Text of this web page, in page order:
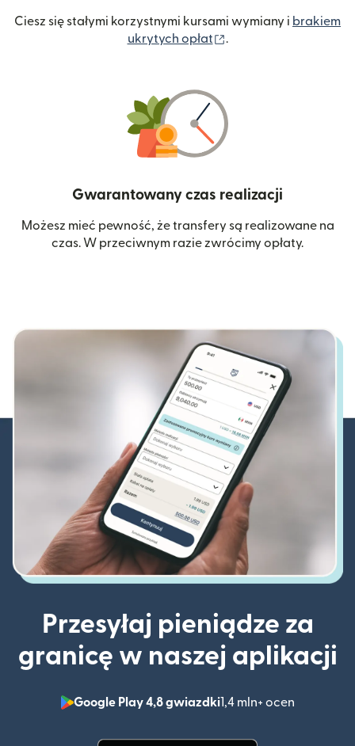
Ciesz się stałymi korzystnymi kursami wymiany i brakiem
ukrytych opłat
.
Gwarantowany czas realizacji
Możesz mieć pewność, że transfery są realizowane na
czas. W przeciwnym razie zwrócimy opłaty.
Przesyłaj pieniądze za
granicę w naszej aplikacji
Google Play 4,8 gwiazdki1,4 mln+ ocen
(otwiera